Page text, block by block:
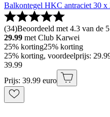
Balkontegel HKC antraciet 30 x
(34)Beoordeeld met 4.3 van de
29.99 met Club Karwei
25% korting25% korting
25% korting, voordeelprijs:
39.99
Prijs: 39.99 euro